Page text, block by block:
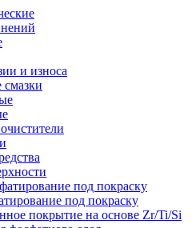
и износа
под покраску
под покраску
покрытие на основе Zr/Ti/Si